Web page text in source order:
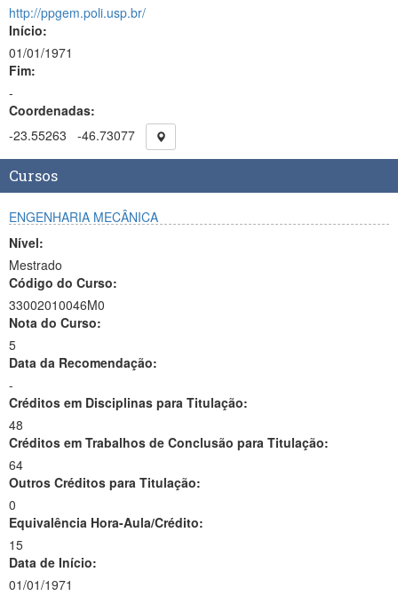
http://ppgem.poli.usp.br/
Início:
01/01/1971
Fim:
-
Coordenadas:
-23.55263
-46.73077
Cursos
ENGENHARIA MECÂNICA
Nível:
Mestrado
Código do Curso:
33002010046M0
Nota do Curso:
5
Data da Recomendação:
-
Créditos em Disciplinas para Titulação:
48
Créditos em Trabalhos de Conclusão para Titulação:
64
Outros Créditos para Titulação:
0
Equivalência Hora-Aula/Crédito:
15
Data de Início:
01/01/1971